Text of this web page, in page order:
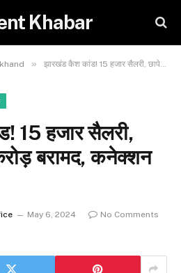
Khabar
» झारखंड कैश कांड! 15 हजार सैलरी, छापेमारी में 25 करोड़ बरामद, कनेक्शन मंत्री का..
15 हजार सैलरी,
बरामद, कनेक्शन
May 6, 2024
No Comments